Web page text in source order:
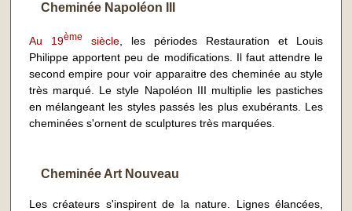
Cheminée Napoléon III
Au 19ème siècle, les périodes Restauration et Louis
Philippe apportent peu de modifications. Il faut attendre le
second empire pour voir apparaitre des cheminée au style
très marqué. Le style Napoléon III multiplie les pastiches
en mélangeant les styles passés les plus exubérants. Les
cheminées s'ornent de sculptures très marquées.
Cheminée Art Nouveau
Les créateurs s'inspirent de la nature. Lignes élancées,